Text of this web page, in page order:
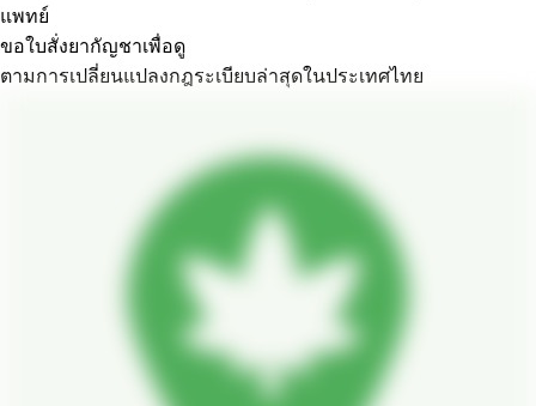
แพทย์
ขอใบสั่งยากัญชาเพื่อดู
ตามการเปลี่ยนแปลงกฎระเบียบล่าสุดในประเทศไทย